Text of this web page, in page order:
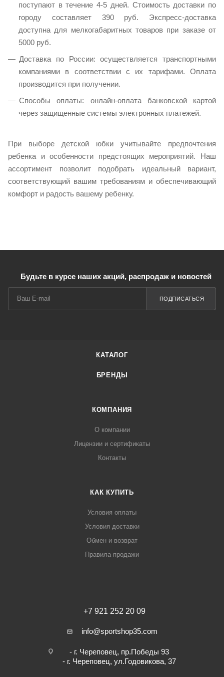
поступают в течение 4-5 дней. Стоимость доставки по
городу составляет 390 руб. Экспресс-доставка
доступна для мелкогабаритных товаров при заказе от
5000 руб. ​
Доставка по России: осуществляется транспортными
компаниями в соответствии с их тарифами. Оплата
производится при получении. ​
Способы оплаты: онлайн-оплата банковской картой
через защищенные системы электронных платежей.
При выборе детской юбки учитывайте предпочтения
ребенка и особенности предстоящих мероприятий. Наш
ассортимент позволит подобрать идеальный вариант,
соответствующий вашим требованиям и обеспечивающий
комфорт и радость вашему ребенку.
Будьте в курсе наших акций, распродаж и новостей
ПОДПИСАТЬСЯ
КАТАЛОГ
БРЕНДЫ
КОМПАНИЯ
О компании
Лицензии и сертификаты
Контакты
КАК КУПИТЬ
Условия оплаты
Условия доставки
Обмен и возврат
Правила продажи
+7 921 252 20 09
info@sportshop35.com
- г. Череповец, пр.Победы 93
- г. Череповец, ул.Годовикова, 37